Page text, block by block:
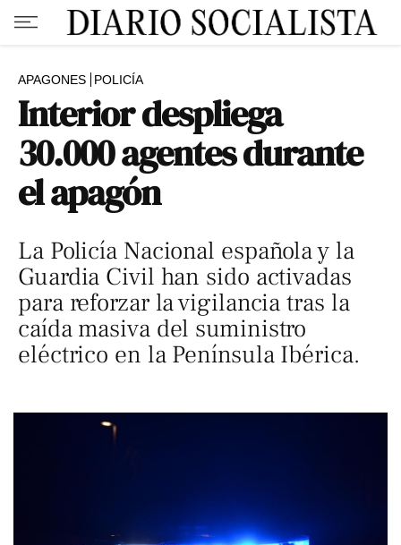
APAGONES POLICÍA
Interior despliega
30.000 agentes durante
el apagón
La Policía Nacional española y la
Guardia Civil han sido activadas
para reforzar la vigilancia tras la
caída masiva del suministro
eléctrico en la Península Ibérica.